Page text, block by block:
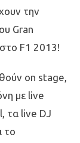
την
Gran
F1 2013!
on stage,
με live
τα live DJ
το